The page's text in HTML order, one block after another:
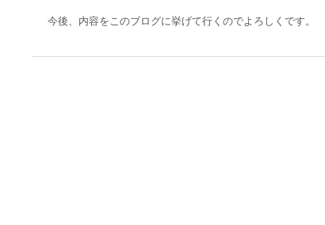
今後、内容をこのブログに挙げて行くのでよろしくです。